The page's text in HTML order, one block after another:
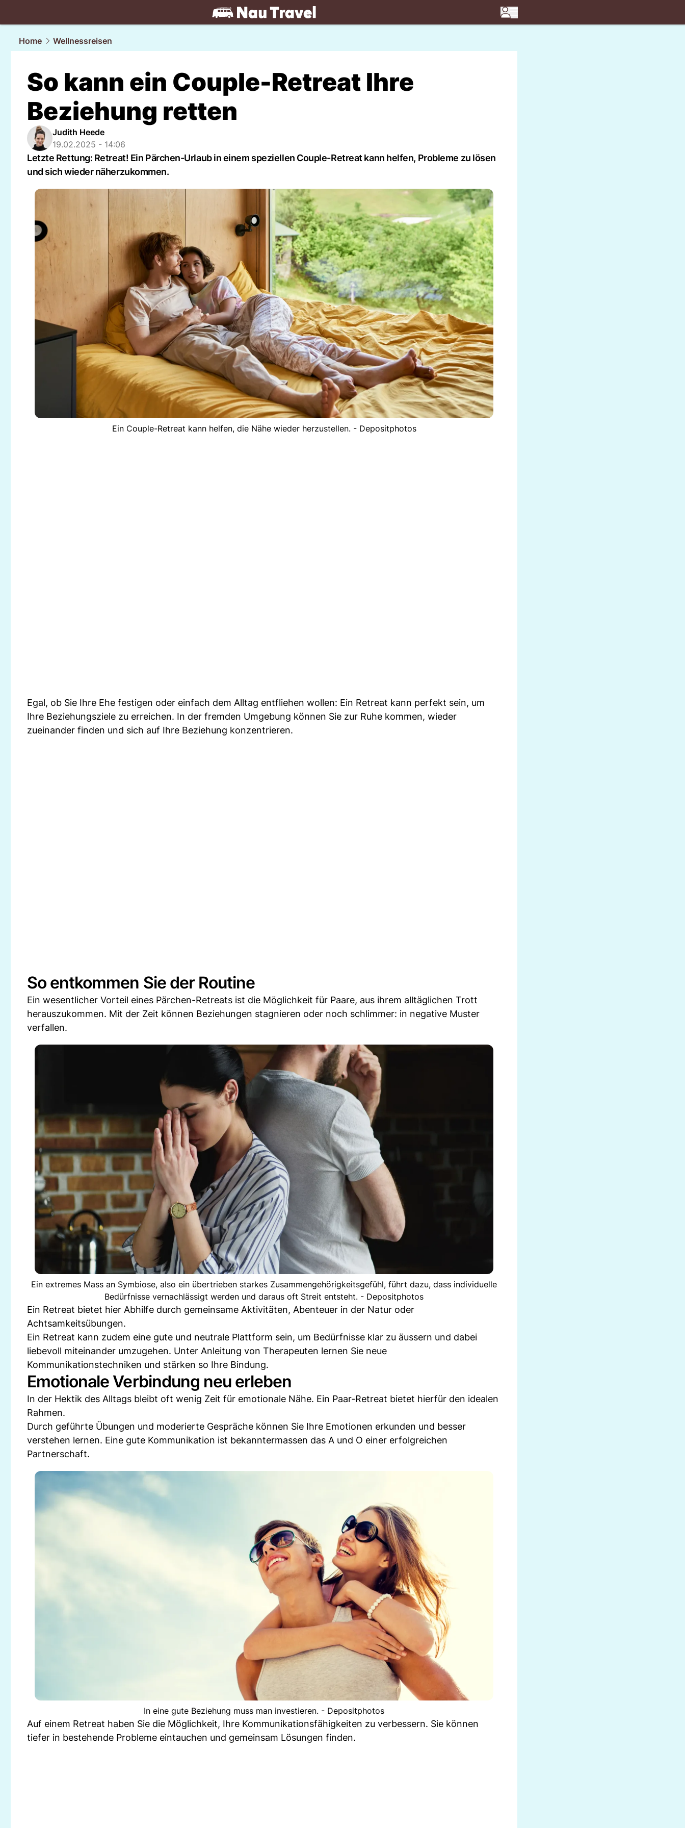
travel.NAU.ch
Home
Wellnessreisen
So kann ein Couple-Retreat Ihre
Beziehung retten
Judith Heede
19.02.2025 - 14:06
Letzte Rettung: Retreat! Ein Pärchen-Urlaub in einem speziellen Couple-Retreat kann helfen, Probleme zu lösen
und sich wieder näherzukommen.
Ein Couple-Retreat kann helfen, die Nähe wieder herzustellen. - Depositphotos
Egal, ob Sie Ihre Ehe festigen oder einfach dem Alltag entfliehen wollen: Ein Retreat kann perfekt sein, um
Ihre Beziehungsziele zu erreichen. In der fremden Umgebung können Sie zur Ruhe kommen, wieder
zueinander finden und sich auf Ihre Beziehung konzentrieren.
So entkommen Sie der Routine
Ein wesentlicher Vorteil eines Pärchen-Retreats ist die Möglichkeit für Paare, aus ihrem alltäglichen Trott
herauszukommen. Mit der Zeit können Beziehungen stagnieren oder noch schlimmer: in negative Muster
verfallen.
Ein extremes Mass an Symbiose, also ein übertrieben starkes Zusammengehörigkeitsgefühl, führt dazu, dass individuelle
Bedürfnisse vernachlässigt werden und daraus oft Streit entsteht. - Depositphotos
Ein Retreat bietet hier Abhilfe durch gemeinsame Aktivitäten, Abenteuer in der Natur oder
Achtsamkeitsübungen.
Ein Retreat kann zudem eine gute und neutrale Plattform sein, um Bedürfnisse klar zu äussern und dabei
liebevoll miteinander umzugehen. Unter Anleitung von Therapeuten lernen Sie neue
Kommunikationstechniken und stärken so Ihre Bindung.
Emotionale Verbindung neu erleben
In der Hektik des Alltags bleibt oft wenig Zeit für emotionale Nähe. Ein Paar-Retreat bietet hierfür den idealen
Rahmen.
Durch geführte Übungen und moderierte Gespräche können Sie Ihre Emotionen erkunden und besser
verstehen lernen. Eine gute Kommunikation ist bekanntermassen das A und O einer erfolgreichen
Partnerschaft.
In eine gute Beziehung muss man investieren. - Depositphotos
Auf einem Retreat haben Sie die Möglichkeit, Ihre Kommunikationsfähigkeiten zu verbessern. Sie können
tiefer in bestehende Probleme eintauchen und gemeinsam Lösungen finden.